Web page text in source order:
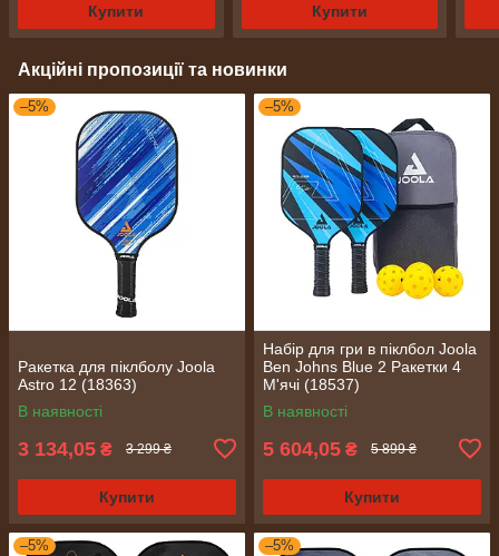
Купити Купити
Акційні пропозиції та новинки
–5%
Ракетка для піклболу Joola
Astro 12 (18363)
В наявності
3 134,05 ₴ 3 299 ₴
Купити
–5%
Набір для гри в піклбол Joola
Ben Johns Blue 2 Ракетки 4
М'ячі (18537)
В наявності
5 604,05 ₴ 5 899 ₴
Купити
–5% –5%